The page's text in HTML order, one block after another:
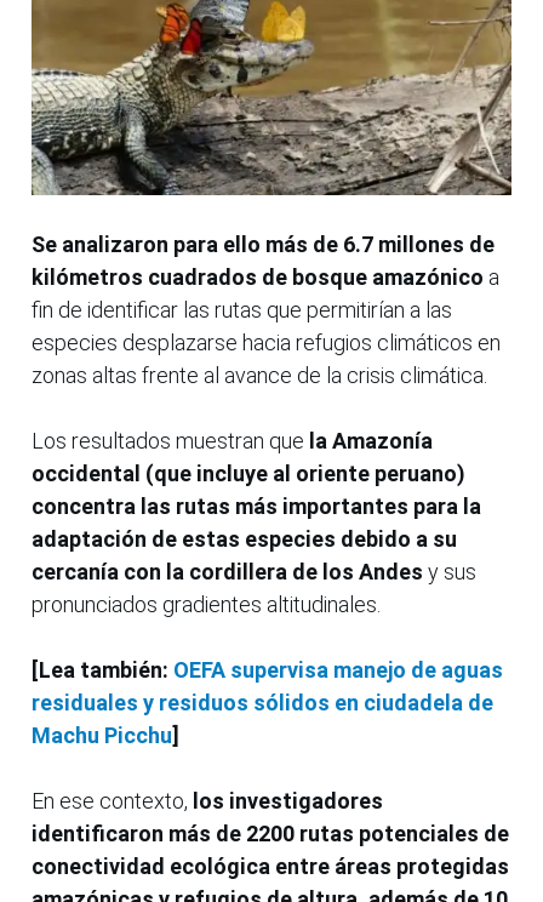
Se analizaron para ello más de 6.7 millones de
kilómetros cuadrados de bosque amazónico a
fin de identificar las rutas que permitirían a las
especies desplazarse hacia refugios climáticos en
zonas altas frente al avance de la crisis climática.
Los resultados muestran que la Amazonía
occidental (que incluye al oriente peruano)
concentra las rutas más importantes para la
adaptación de estas especies debido a su
cercanía con la cordillera de los Andes y sus
pronunciados gradientes altitudinales.
[Lea también: OEFA supervisa manejo de aguas
residuales y residuos sólidos en ciudadela de
Machu Picchu]
En ese contexto, los investigadores
identificaron más de 2200 rutas potenciales de
conectividad ecológica entre áreas protegidas